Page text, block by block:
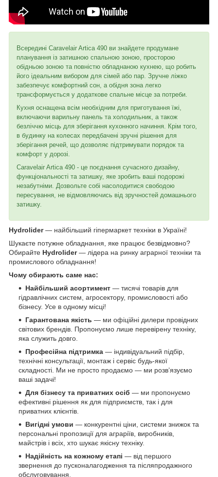
Всередині Caravelair Artica 490 ви знайдете продумане
планування із затишною спальною зоною, просторою
обідньою зоною та повністю обладнаною кухнею, що робить
його ідеальним вибором для сімей або пар. Зручне ліжко
забезпечує комфортний сон, а обідня зона легко
трансформується у додаткове спальне місце за потреби.
Кухня оснащена всім необхідним для приготування їжі,
включаючи варильну панель та холодильник, а також
безліччю місць для зберігання кухонного начиння. Крім того,
в будинку на колесах передбачені зручні рішення для
зберігання речей, що дозволяє підтримувати порядок та
комфорт у дорозі.
Caravelair Artica 490 - це поєднання сучасного дизайну,
функціональності та затишку, яке зробить ваші подорожі
незабутніми. Дозвольте собі насолодитися свободою
пересування, не відмовляючись від зручностей домашнього
затишку.
Hydrolider— найбільший гіпермаркет техніки в Україні!
Шукаєте потужне обладнання, яке працює безвідмовно?
Обирайте Hydrolider— лідера на ринку аграрної техніки та
промислового обладнання!
Чому обирають саме нас:
Найбільший асортимент — тисячі товарів для
гідравлічних систем, агросектору, промисловості або
бізнесу. Усе в одному місці!
Гарантована якість — ми офіційні дилери провідних
світових брендів. Пропонуємо лише перевірену техніку,
яка служить довго.
Професійна підтримка — індивідуальний підбір,
технічні консультації, монтаж і сервіс будь-якої
складності. Ми не просто продаємо — ми розв’язуємо
ваші задачі!
Для бізнесу та приватних осіб — ми пропонуємо
ефективні рішення як для підприємств, так і для
приватних клієнтів.
Вигідні умови — конкурентні ціни, системи знижок та
персональні пропозиції для аграріїв, виробників,
майстрів і всіх, хто шукає якісну техніку.
Надійність на кожному етапі — від першого
звернення до пусконалагодження та післяпродажного
обслуговування.